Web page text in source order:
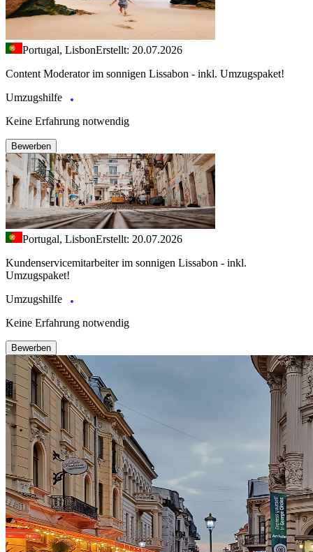
Portugal, LisbonErstellt: 20.07.2026
Content Moderator im sonnigen Lissabon - inkl. Umzugspaket!
Umzugshilfe
Keine Erfahrung notwendig
Bewerben
Portugal, LisbonErstellt: 20.07.2026
Kundenservicemitarbeiter im sonnigen Lissabon - inkl.
Umzugspaket!
Umzugshilfe
Keine Erfahrung notwendig
Bewerben